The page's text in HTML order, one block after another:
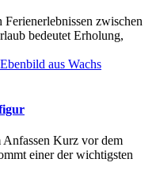
zwischen
bedeutet Erholung,
Kurz vor dem
einer der wichtigsten